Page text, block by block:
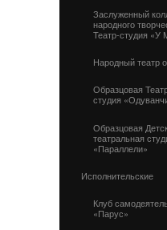
Заслуженный
народного
Театр-студия «У
Народный театр
Образцовая
студия
Образцовая
театральная
«Параллели»
Исполнительские
Клуб
«Парус»